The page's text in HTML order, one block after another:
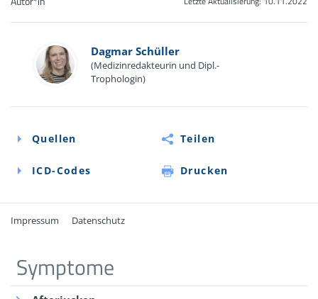
Dagmar Schüller
(Medizinredakteurin und Dipl.-
Trophologin)
Quellen Teilen
ICD-Codes Drucken
Impressum Datenschutz
Quellen
Online-Informationen von Psychrembel:
ICD-Codes
R10.4
Symptome